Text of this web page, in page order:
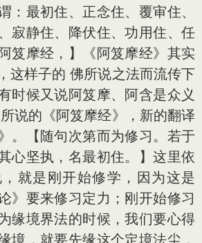
：最初住、正念住、覆审住、
寂静住、降伏住、功用住、任
笈摩经，】《阿笈摩经》其实
这样子的 佛所说之法而流传下
时候又说阿笈摩、阿含是众义
说的《阿笈摩经》，新的翻译
。【随句次第而为修习。若于
心坚执，名最初住。】这里依
就是刚开始修学，因为这是
》要来修习定力；刚开始修习
缘境界法的时候，我们要心得
境，就要先缘这个定境法尘，